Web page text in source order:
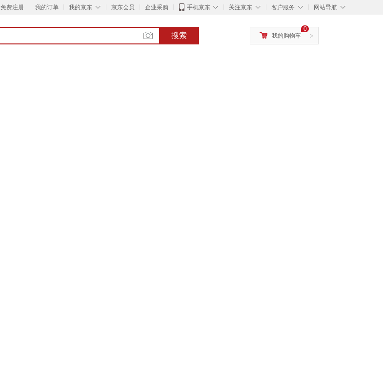
免费注册 我的订单 ◇
我的京东 京东会员 企业采购 ◇
手机京东 ◇
关注京东 ◇
客户服务 ◇
网站导航
搜索 >
0
我的购物车